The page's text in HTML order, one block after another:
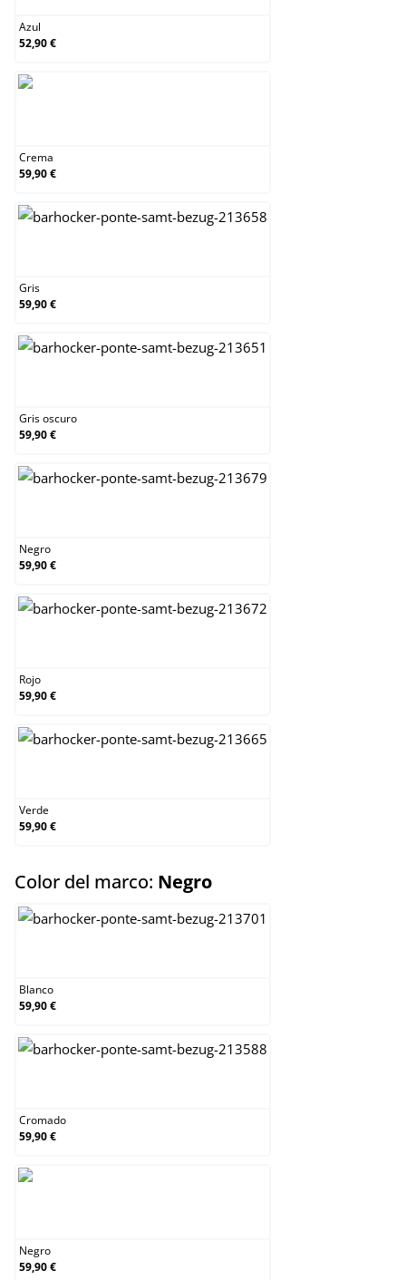
Azul
52,90 €
Crema
59,90 €
Gris
59,90 €
Gris oscuro
59,90 €
Negro
59,90 €
Rojo
59,90 €
Verde
59,90 €
Color del marco: Negroselect
Blanco
59,90 €
Cromado
59,90 €
Negro
59,90 €